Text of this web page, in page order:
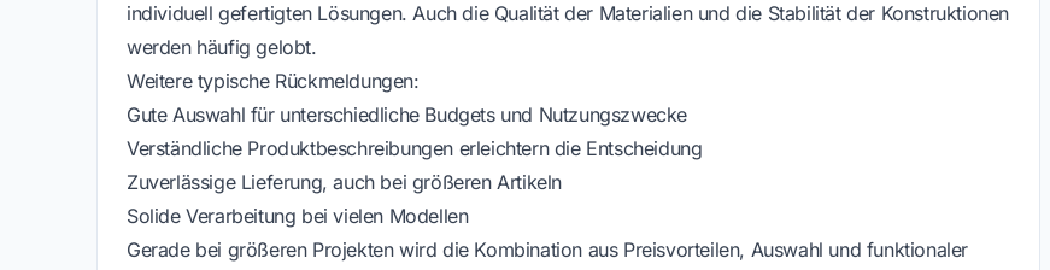
individuell gefertigten Lösungen. Auch die Qualität der Materialien und die Stabilität der Konstruktionen
werden häufig gelobt.
Weitere typische Rückmeldungen:
Gute Auswahl für unterschiedliche Budgets und Nutzungszwecke
Verständliche Produktbeschreibungen erleichtern die Entscheidung
Zuverlässige Lieferung, auch bei größeren Artikeln
Solide Verarbeitung bei vielen Modellen
Gerade bei größeren Projekten wird die Kombination aus Preisvorteilen, Auswahl und funktionaler